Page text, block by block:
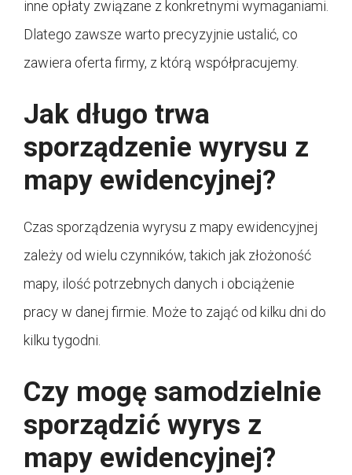
inne opłaty związane z konkretnymi wymaganiami.
Dlatego zawsze warto precyzyjnie ustalić, co
zawiera oferta firmy, z którą współpracujemy.
Jak długo trwa
sporządzenie wyrysu z
mapy ewidencyjnej?
Czas sporządzenia wyrysu z mapy ewidencyjnej
zależy od wielu czynników, takich jak złożoność
mapy, ilość potrzebnych danych i obciążenie
pracy w danej firmie. Może to zająć od kilku dni do
kilku tygodni.
Czy mogę samodzielnie
sporządzić wyrys z
mapy ewidencyjnej?